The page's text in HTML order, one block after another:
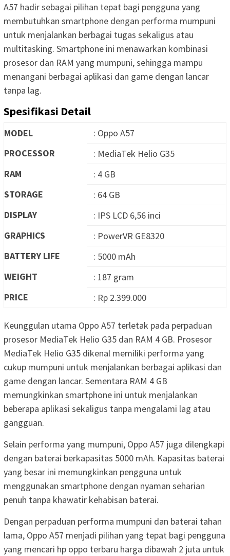
A57 hadir sebagai pilihan tepat bagi pengguna yang
membutuhkan smartphone dengan performa mumpuni
untuk menjalankan berbagai tugas sekaligus atau
multitasking. Smartphone ini menawarkan kombinasi
prosesor dan RAM yang mumpuni, sehingga mampu
menangani berbagai aplikasi dan game dengan lancar
tanpa lag.
Spesifikasi Detail
MODEL
: Oppo A57
PROCESSOR
: MediaTek Helio G35
RAM
: 4 GB
STORAGE
: 64 GB
DISPLAY
: IPS LCD 6,56 inci
GRAPHICS
: PowerVR GE8320
BATTERY LIFE
: 5000 mAh
WEIGHT
: 187 gram
PRICE
: Rp 2.399.000
Keunggulan utama Oppo A57 terletak pada perpaduan
prosesor MediaTek Helio G35 dan RAM 4 GB. Prosesor
MediaTek Helio G35 dikenal memiliki performa yang
cukup mumpuni untuk menjalankan berbagai aplikasi dan
game dengan lancar. Sementara RAM 4 GB
memungkinkan smartphone ini untuk menjalankan
beberapa aplikasi sekaligus tanpa mengalami lag atau
gangguan.
Selain performa yang mumpuni, Oppo A57 juga dilengkapi
dengan baterai berkapasitas 5000 mAh. Kapasitas baterai
yang besar ini memungkinkan pengguna untuk
menggunakan smartphone dengan nyaman seharian
penuh tanpa khawatir kehabisan baterai.
Dengan perpaduan performa mumpuni dan baterai tahan
lama, Oppo A57 menjadi pilihan yang tepat bagi pengguna
yang mencari hp oppo terbaru harga dibawah 2 juta untuk